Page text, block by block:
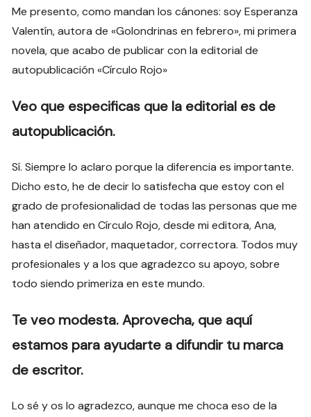
Me presento, como mandan los cánones: soy Esperanza
Valentín, autora de «Golondrinas en febrero», mi primera
novela, que acabo de publicar con la editorial de
autopublicación «Círculo Rojo»
Veo que especificas que la editorial es de
autopublicación.
Sí. Siempre lo aclaro porque la diferencia es importante.
Dicho esto, he de decir lo satisfecha que estoy con el
grado de profesionalidad de todas las personas que me
han atendido en Círculo Rojo, desde mi editora, Ana,
hasta el diseñador, maquetador, correctora. Todos muy
profesionales y a los que agradezco su apoyo, sobre
todo siendo primeriza en este mundo.
Te veo modesta. Aprovecha, que aquí
estamos para ayudarte a difundir tu marca
de escritor.
Lo sé y os lo agradezco, aunque me choca eso de la